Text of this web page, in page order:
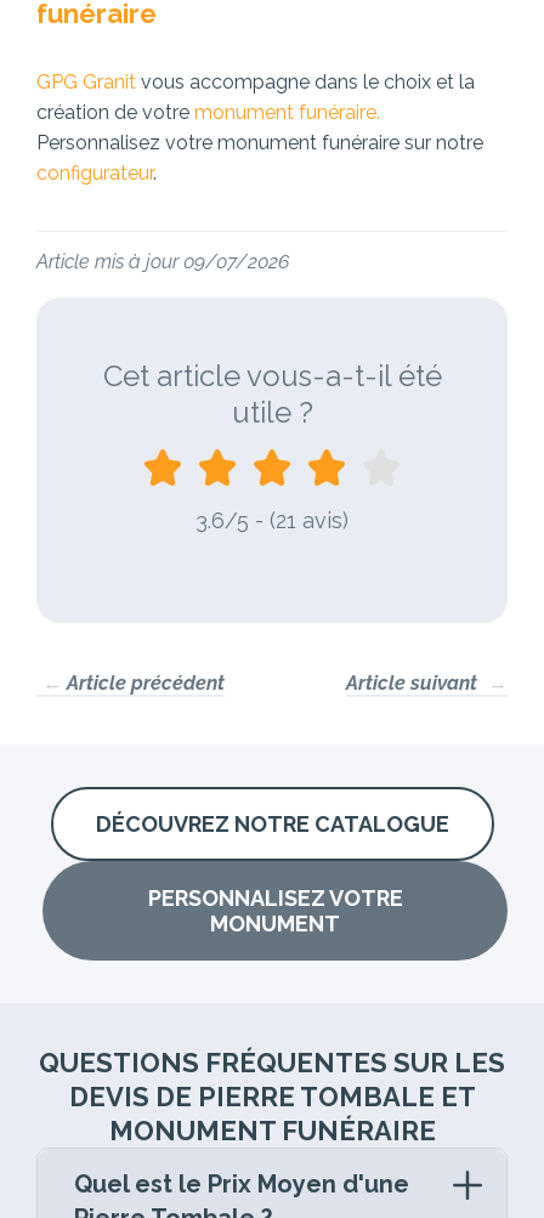
funéraire
GPG Granit vous accompagne dans le choix et la
création de votre monument funéraire.
Personnalisez votre monument funéraire sur notre
configurateur.
Article mis à jour 09/07/2026
Cet article vous-a-t-il été
utile ?
3.6/5 - (21 avis)
← Article précédent Article suivant →
DÉCOUVREZ NOTRE CATALOGUE
PERSONNALISEZ VOTRE
MONUMENT
QUESTIONS FRÉQUENTES SUR LES
DEVIS DE PIERRE TOMBALE ET
MONUMENT FUNÉRAIRE
Quel est le Prix Moyen d'une